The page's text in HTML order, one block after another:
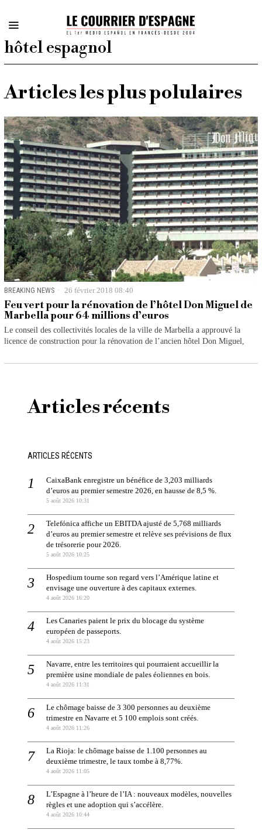
hôtel espagnol
Articles les plus polulaires
BREAKING NEWS 26 février 2018 08:40
Feu vert pour la rénovation de l’hôtel Don Miguel de
Marbella pour 64 millions d’euros
Le conseil des collectivités locales de la ville de Marbella a approuvé la
licence de construction pour la rénovation de l’ancien hôtel Don Miguel,
Articles récents
ARTICLES RÉCENTS
CaixaBank enregistre un bénéfice de 3,203 milliards
d’euros au premier semestre 2026, en hausse de 8,5 %.
5 août 2026 10:31
Telefónica affiche un EBITDA ajusté de 5,768 milliards
d’euros au premier semestre et relève ses prévisions de flux
de trésorerie pour 2026.
5 août 2026 10:25
Hospedium tourne son regard vers l’Amérique latine et
envisage une ouverture à des capitaux externes.
4 août 2026 16:20
Les Canaries paient le prix du blocage du système
européen de passeports.
4 août 2026 15:23
Navarre, entre les territoires qui pourraient accueillir la
première usine mondiale de pales éoliennes en bois.
4 août 2026 11:31
Le chômage baisse de 3 300 personnes au deuxième
trimestre en Navarre et 5 100 emplois sont créés.
4 août 2026 11:26
La Rioja: le chômage baisse de 1.100 personnes au
deuxième trimestre, le taux tombe à 8,77%.
4 août 2026 11:05
L’Espagne à l’heure de l’IA : nouveaux modèles, nouvelles
règles et une adoption qui s’accélère.
4 août 2026 10:44